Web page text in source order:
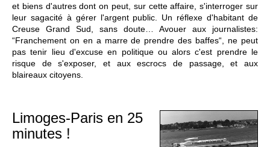
et biens d'autres dont on peut, sur cette affaire, s'interroger sur
leur sagacité à gérer l'argent public. Un réflexe d'habitant de
Creuse Grand Sud, sans doute… Avouer aux journalistes:
“Franchement on en a marre de prendre des baffes“, ne peut
pas tenir lieu d'excuse en politique ou alors c'est prendre le
risque de s'exposer, et aux escrocs de passage, et aux
blaireaux citoyens.
Limoges-Paris en 25
minutes !